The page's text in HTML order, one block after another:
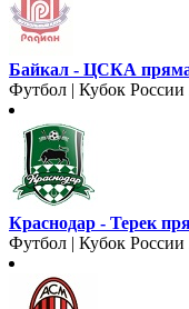
Байкал - ЦСКА
Футбол | Кубок России
Краснодар - Терек
Футбол | Кубок России